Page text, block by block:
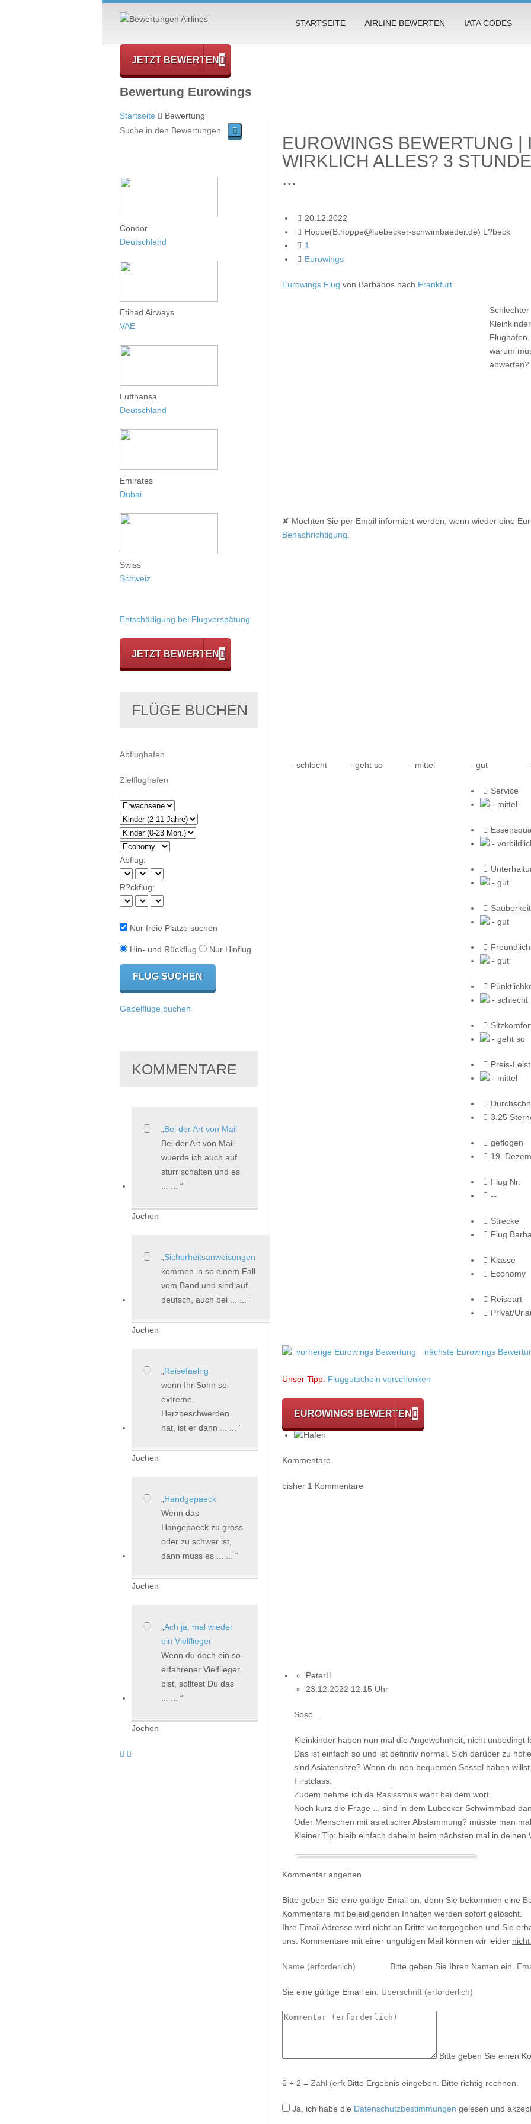
STARTSEITE AIRLINE BEWERTEN IATA CODES
JETZT BEWERTEN
Bewertung Eurowings
Startseite Bewertung
EUROWINGS BEWERTUNG |
WIRKLICH ALLES? 3
...
20.12.2022
Hoppe(B.hoppe@luebecker-schwimbaeder.de) L?beck
1
Eurowings
Eurowings Flug von Barbados nach Frankfurt
warum
abwerfen?
✘ Möchten Sie per Email informiert werden, wenn wieder eine
Benachrichtigung
- schlecht - geht so - mittel - gut
Service
- mittel
-
- gut
Sauberkeit
- gut
- gut
- schlecht
- geht so
Preis-
- mittel
3.25
geflogen
19.
Flug Nr.
--
Strecke
Flug
Klasse
Economy
Reiseart
Privat/
vorherige Eurowings Bewertung nächste Eurowings
Unser Tipp: Fluggutschein verschenken
EUROWINGS BEWERTEN
Kommentare
bisher 1 Kommentare
PeterH
23.12.2022 12:15 Uhr
Soso ...
Kleinkinder haben nun mal die Angewohnheit, nicht unbedingt
Das ist einfach so und ist definitiv normal. Sich darüber zu
sind Asiatensitze? Wenn du nen bequemen Sessel haben
Firstclass.
Zudem nehme ich da Rasissmus wahr bei dem wort.
Noch kurz die Frage ... sind in dem Lübecker Schwimmbad
Oder Menschen mit asiatischer Abstammung? müsste man
Kleiner Tip: bleib einfach daheim beim nächsten mal in deinen
Kommentar abgeben
Bitte geben Sie eine gültige Email an, denn Sie bekommen eine
Kommentare mit beleidigenden Inhalten werden sofort gelöscht.
Ihre Email Adresse wird nicht an Dritte weitergegeben und Sie
uns. Kommentare mit einer ungültigen Mail können wir leider
Bitte geben Sie Ihren Namen ein.
Sie eine gültige Email ein.
Bitte geben Sie einen
6 + 2 = Bitte Ergebnis eingeben. Bitte richtig rechnen.
Ja, ich habe die Datenschutzbestimmungen gelesen und
Condor
Deutschland
Etihad Airways
VAE
Lufthansa
Deutschland
Emirates
Dubai
Swiss
Schweiz
Entschädigung bei Flugverspätung
JETZT BEWERTEN
FLÜGE BUCHEN
Abflug:
R?ckflug:
Nur freie Plätze suchen
Hin- und Rückflug Nur Hinflug
Gabelflüge buchen
KOMMENTARE
Bei der Art von Mail
Bei der Art von Mail
wuerde ich auch auf
sturr schalten und es
Jochen
Sicherheitsanweisungen
kommen in so einem Fall
vom Band und sind auf
deutsch, auch bei ... ...
Jochen
Reisefaehig
wenn Ihr Sohn so
extreme
Herzbeschwerden
hat, ist er dann ... ...
Jochen
Handgepaeck
Wenn das
Hangepaeck zu gross
oder zu schwer ist,
dann muss es ... ...
Jochen
Ach ja, mal wieder
ein Vielflieger
Wenn du doch ein so
erfahrener Vielflieger
bist, solltest Du das
Jochen